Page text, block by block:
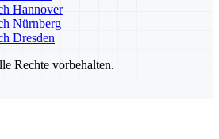
Hannover
Nürnberg
Dresden
Rechte vorbehalten.